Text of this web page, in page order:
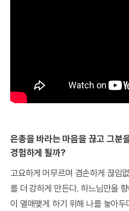
은총을 바라는 마음을 끊고 그분
경험하게 될까?
고요하게 머무르며 겸손하게 끊임
를 더 강하게 만든다. 하느님만을
이 열매맺게 하기 위해 나를 놓아